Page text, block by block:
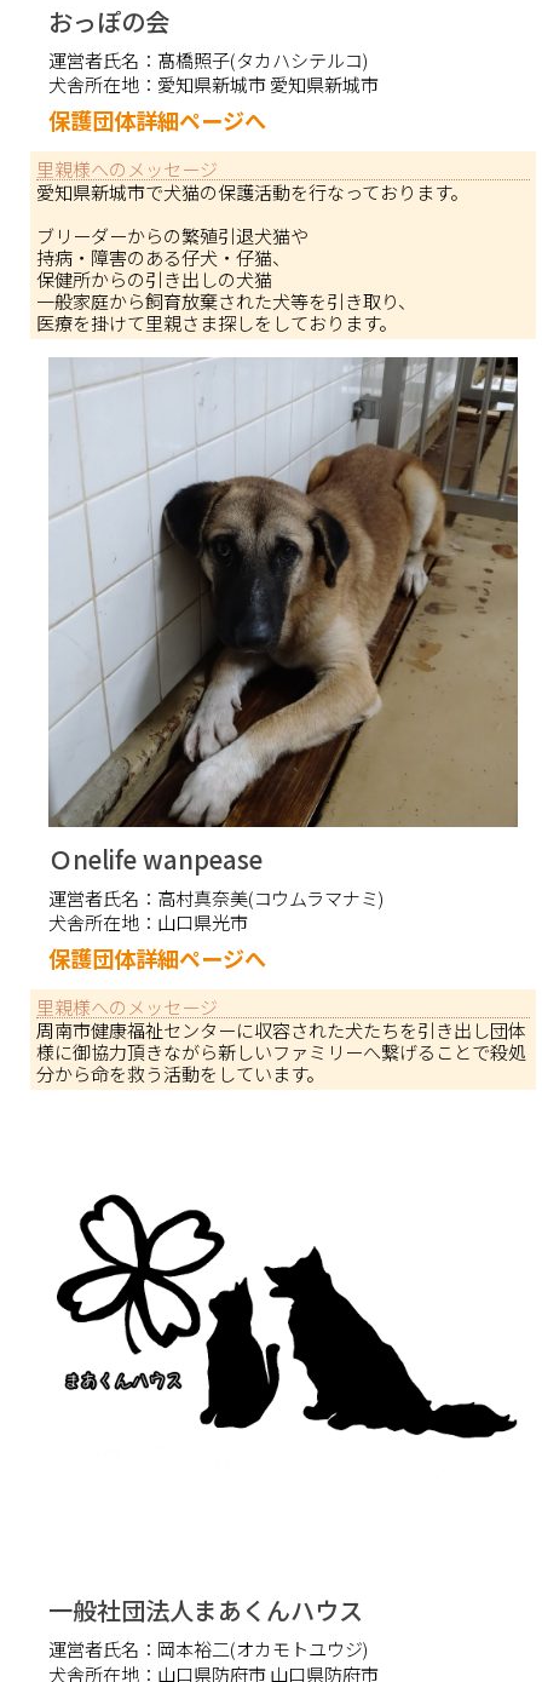
おっぽの会
運営者氏名：髙橋照子(タカハシテルコ)
犬舎所在地： 愛知県新城市 愛知県新城市
保護団体詳細ページへ
里親様へのメッセージ
愛知県新城市で犬猫の保護活動を行なっております。
ブリーダーからの繁殖引退犬猫や
持病・障害のある仔犬・仔猫、
保健所からの引き出しの犬猫
一般家庭から飼育放棄された犬等を引き取り、
医療を掛けて里親さま探しをしております。
Ｏnelife wanpease
運営者氏名： 高村真奈美(コウムラマナミ)
犬舎所在地： 山口県光市
保護団体詳細ページへ
里親様へのメッセージ
周南市健康福祉センターに収容された犬たちを引き出し団体
様に御協力頂きながら新しいファミリーへ繋げることで殺処
分から命を救う活動をしています。
一般社団法人まあくんハウス
運営者氏名： 岡本裕二(オカモトユウジ)
犬舎所在地： 山口県防府市 山口県防府市